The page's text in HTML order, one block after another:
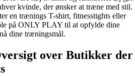
kvinde, der ønsker at træne med stil.
en trænings T-shirt, fitnesstights eller
på ONLY PLAY til at opfylde dine
dine træningsmål.
over Butikker der